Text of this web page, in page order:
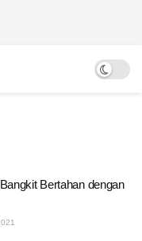
Bertahan dengan